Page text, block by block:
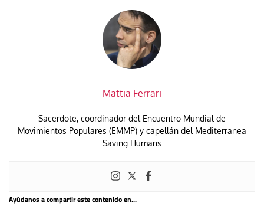
Mattia Ferrari
Sacerdote, coordinador del Encuentro Mundial de
Movimientos Populares (EMMP) y capellán del Mediterranea
Saving Humans
Ayúdanos a compartir este contenido en...